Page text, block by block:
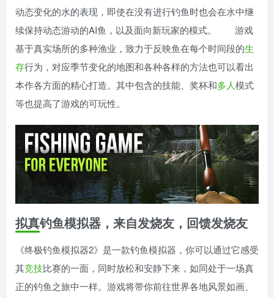
动态变化的水的表现，即使在没有进行钓鱼时也会在水中继
续保持动态游动的AI鱼，以及面向新玩家的模式。 游戏
基于真实场所的多种渔业，致力于反映鱼在每个时间段的生
存行为，对应季节变化的地图和各种各样的方法也可以看出
本作各方面的精心打造。其中包含的技能、奖杯和多人模式
等也提高了游戏的可玩性。
拟真钓鱼模拟器，来自发烧友，回馈发烧友
《终极钓鱼模拟器2》是一款钓鱼模拟器，你可以通过它感受
其竞技比赛的一面，同时放松和安静下来，如同处于一场真
正的钓鱼之旅中一样。游戏将带你前往世界各地风景如画、